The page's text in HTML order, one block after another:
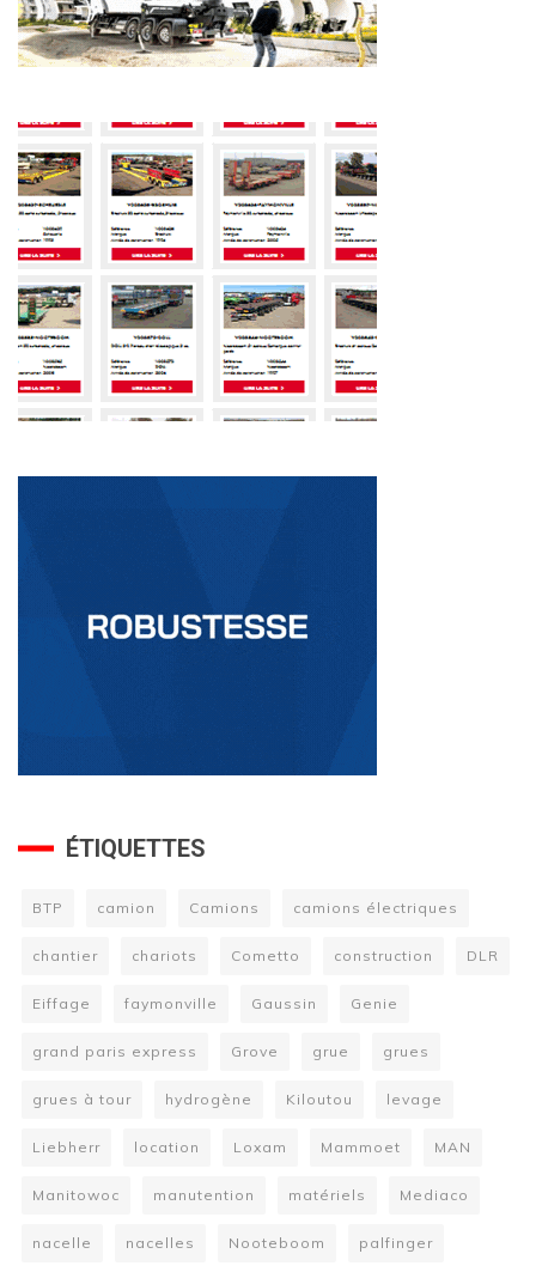
ÉTIQUETTES
BTP camion Camions camions électriques
chantier chariots Cometto construction DLR
Eiffage faymonville Gaussin Genie
grand paris express Grove grue grues
grues à tour hydrogène Kiloutou levage
Liebherr location Loxam Mammoet MAN
Manitowoc manutention matériels Mediaco
nacelle nacelles Nooteboom palfinger